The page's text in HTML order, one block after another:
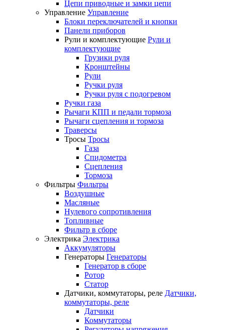
Цепи приводные и замки цепи
Управление Управление
Блоки переключателей и кнопки
Панели приборов
Рули и комплектующие Рули и
комплектующие
Грузики руля
Кронштейны
Рули
Ручки руля
Ручки руля с подогревом
Ручки газа
Рычаги КПП и педали тормоза
Рычаги сцепления и тормоза
Траверсы
Тросы Тросы
Газа
Спидометра
Сцепления
Тормоза
Фильтры Фильтры
Воздушные
Масляные
Нулевого сопротивления
Топливные
Фильтр в сборе
Электрика Электрика
Аккумуляторы
Генераторы Генераторы
Генератор в сборе
Ротор
Статор
Датчики, коммутаторы, реле Датчики,
коммутаторы, реле
Датчики
Коммутаторы